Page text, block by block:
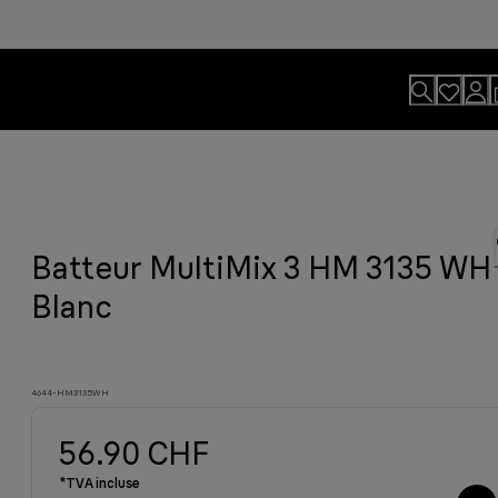
plongeant Braun grâce à notre
Braun, pour une cuisson
Batteur MultiMix 3 HM 3135 WH
Blanc
4644-HM3135WH
56.90 CHF
*TVA incluse